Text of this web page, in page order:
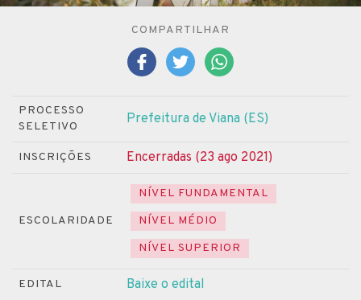
COMPARTILHAR
PROCESSO
SELETIVO
Prefeitura de Viana (ES)
INSCRIÇÕES Encerradas (23 ago 2021)
ESCOLARIDADE
NÍVEL FUNDAMENTAL
NÍVEL MÉDIO
NÍVEL SUPERIOR
EDITAL Baixe o edital